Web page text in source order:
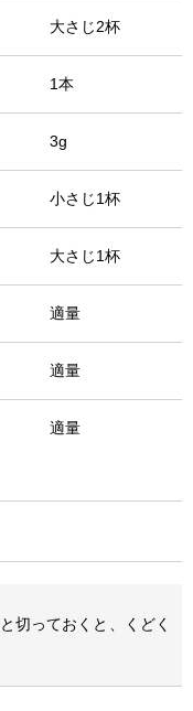
さじ2杯
1本
1杯
じ1杯
適量
量
切っておくと、くどく